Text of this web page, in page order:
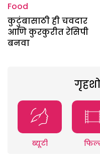
Food
कुटुंबासाठी ही चवदार
आणि कुरकुरीत रेसिपी
बनवा
ब्यूटी